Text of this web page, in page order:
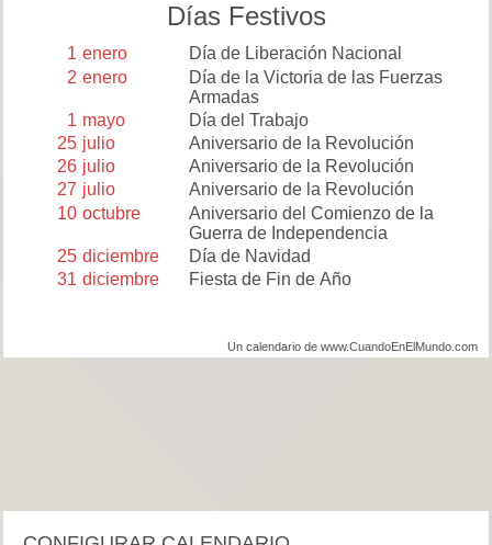
Días Festivos
1 enero
Día de Liberación Nacional
2 enero
Día de la Victoria de las Fuerzas
Armadas
1 mayo
Día del Trabajo
25 julio
Aniversario de la Revolución
26 julio
Aniversario de la Revolución
27 julio
Aniversario de la Revolución
10 octubre
Aniversario del Comienzo de la
Guerra de Independencia
25 diciembre
Día de Navidad
31 diciembre Fiesta de Fin de Año
Un calendario de www.CuandoEnElMundo.com